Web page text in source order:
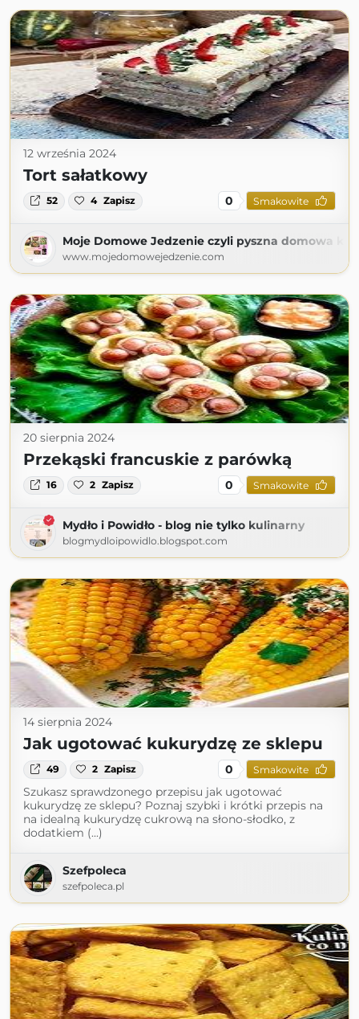
12 września 2024
Tort sałatkowy
52 4 Zapisz 0 Smakowite
Moje Domowe Jedzenie czyli pyszna domowa
www.mojedomowejedzenie.com
20 sierpnia 2024
Przekąski francuskie z parówką
16 2 Zapisz 0 Smakowite
Mydło i Powidło - blog nie tylko kulinarny
blogmydloipowidlo.blogspot.com
14 sierpnia 2024
Jak ugotować kukurydzę ze sklepu
49 2 Zapisz 0 Smakowite
Szukasz sprawdzonego przepisu jak ugotować
kukurydzę ze sklepu? Poznaj szybki i krótki przepis na
na idealną kukurydzę cukrową na słono-słodko, z
dodatkiem (...)
Szefpoleca
szefpoleca.pl